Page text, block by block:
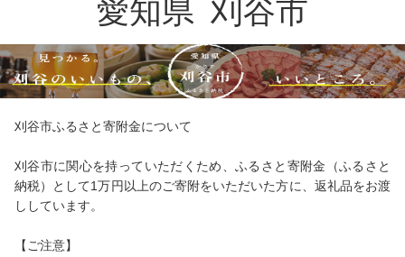
愛知県 刈谷市
刈谷市ふるさと寄附金について
刈谷市に関心を持っていただくため、ふるさと寄附金（ふるさと
納税）として1万円以上のご寄附をいただいた方に、返礼品をお渡
ししています。
【ご注意】